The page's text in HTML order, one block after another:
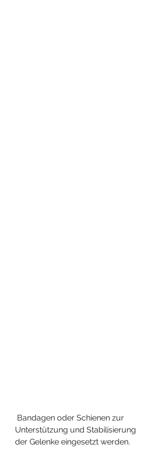
Unterstützung und Stabilisierung
der Gelenke eingesetzt werden.